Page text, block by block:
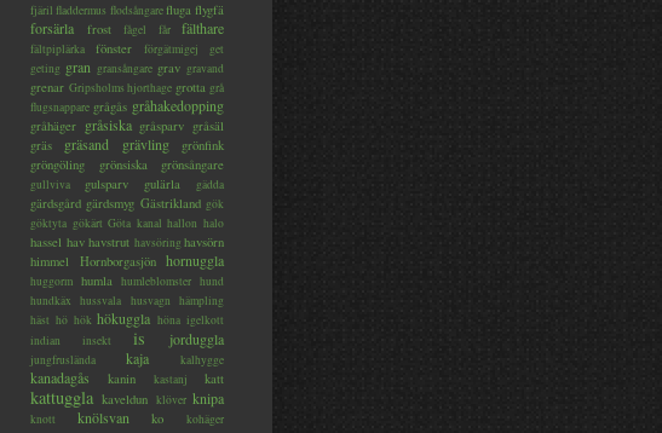
fjäril fladdermus flodsångarefluga flygfä
forsärla frost fågel får fälthare
fältpiplärka fönster förgätmigej
get
geting gran gransångare grav gravand
grenar Gripsholms hjorthage grotta grå
flugsnappare grågås gråhakedopping
gråhäger gråsiska gråsparv gråsäl
gräs
gräsand grävling
grönfink
gröngöling
grönsiska grönsångare
gullviva gulsparv gulärla gädda
gärdsgård gärdsmyg Gästrikland gök
göktyta gökärt Göta kanal hallon halo
hassel hav havstrut havsöring havsörn
himmel
Hornborgasjön hornuggla
huggorm humla humleblomster hund
hundkäx
hussvala husvagn
hämpling
häst hö hök hökuggla höna igelkott
indian
insekt is jorduggla
jungfruslända kaja kalhygge
kanadagås kanin kastanj katt
kattuggla kaveldun klöver knipa
knott knölsvan ko kohäger